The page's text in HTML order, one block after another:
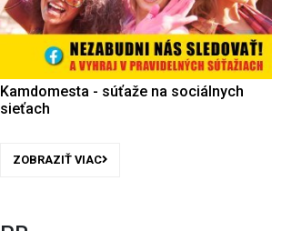
Kamdomesta - súťaže na sociálnych
sieťach
ZOBRAZIŤ VIAC